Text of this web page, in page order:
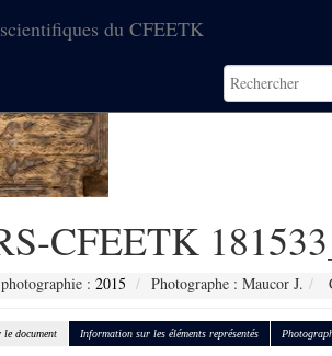
du CFEETK
CFEETK
: 2015 Photographe : Maucor J.
le document Information sur les éléments représentés